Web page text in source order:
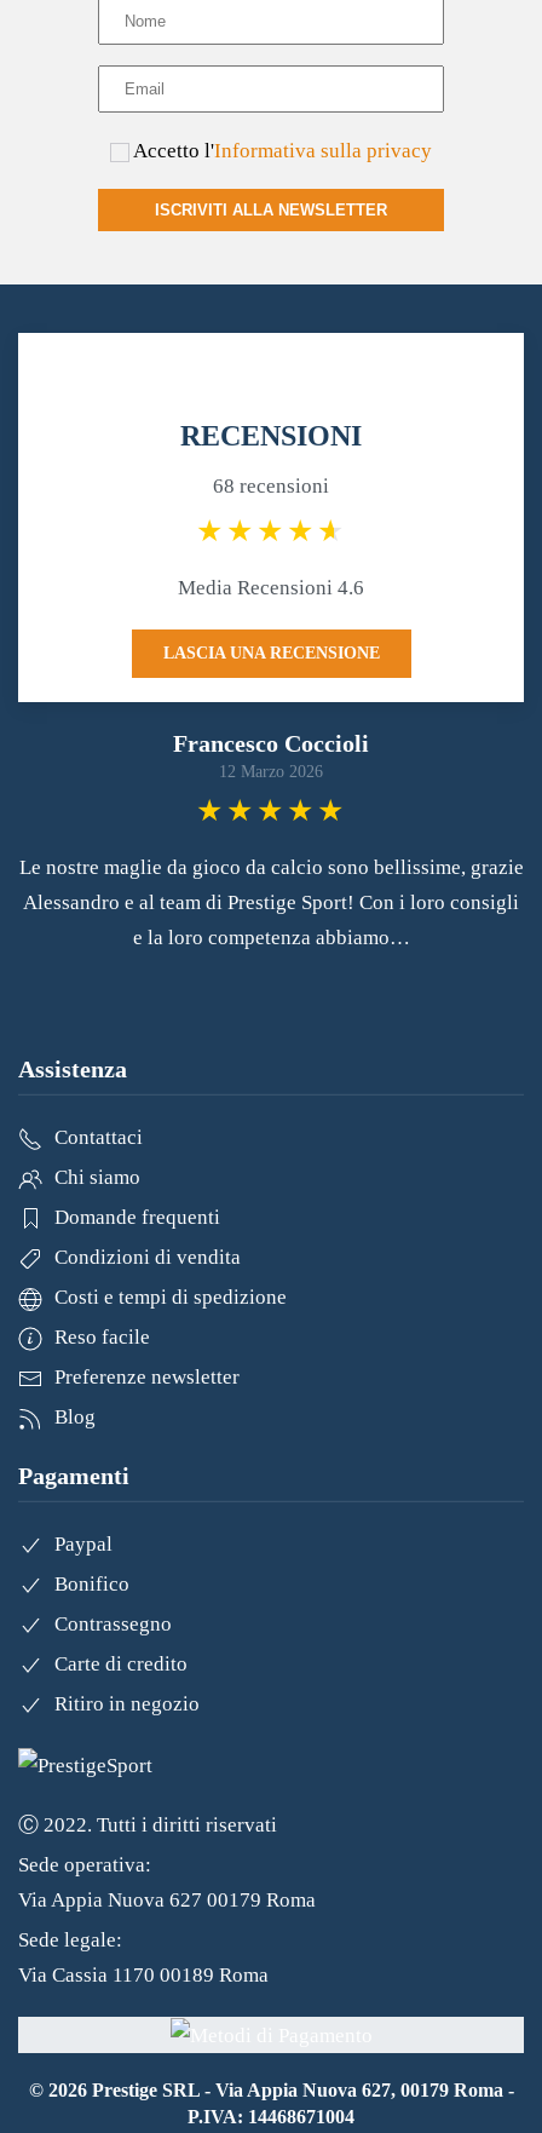
Accetto l'Informativa sulla privacy
ISCRIVITI ALLA NEWSLETTER
RECENSIONI
68 recensioni
Media Recensioni 4.6
LASCIA UNA RECENSIONE
Francesco Coccioli
12 Marzo 2026
Le nostre maglie da gioco da calcio sono bellissime, grazie
Alessandro e al team di Prestige Sport! Con i loro consigli
e la loro competenza abbiamo…
Assistenza
Contattaci
Chi siamo
Domande frequenti
Condizioni di vendita
Costi e tempi di spedizione
Reso facile
Preferenze newsletter
Blog
Pagamenti
Paypal
Bonifico
Contrassegno
Carte di credito
Ritiro in negozio
Ⓒ 2022. Tutti i diritti riservati
Sede operativa:
Via Appia Nuova 627 00179 Roma
Sede legale:
Via Cassia 1170 00189 Roma
© 2026Prestige SRL - Via Appia Nuova 627, 00179 Roma -
P.IVA: 14468671004